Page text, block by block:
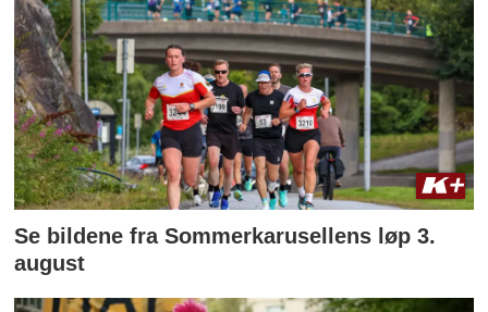
Se bildene fra Sommerkarusellens løp 3.
august